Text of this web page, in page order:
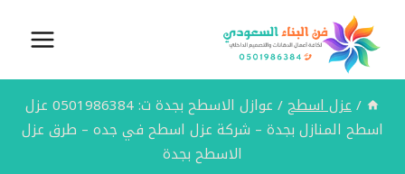
المحتوى
/عزل اسطح/
عوازل الاسطح بجدة ت: 0501986384 عزل
اسطح المنازل بجدة – شركة عزل اسطح في جده – طرق عزل
الاسطح بجدة